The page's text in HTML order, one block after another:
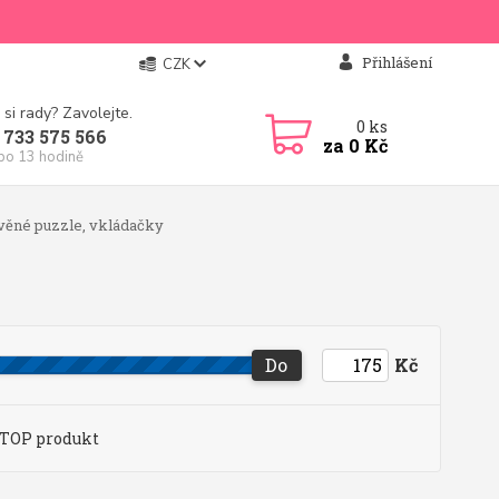
CZK Přihlášení
rady? Zavolejte.
575 566
13 hodině
0 ks
za 0 Kč
puzzle, vkládačky
Do Kč
TOP produkt